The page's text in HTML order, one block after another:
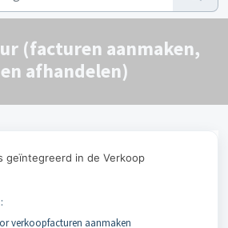
(facturen aanmaken,
afhandelen)
geïntegreerd in de Verkoop
verkoopfacturen aanmaken